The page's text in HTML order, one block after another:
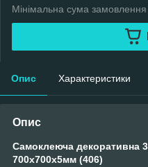
Мінімальна сума
Опис Характеристики
Опис
Самоклеюча декоративна
700x700x5мм (406)